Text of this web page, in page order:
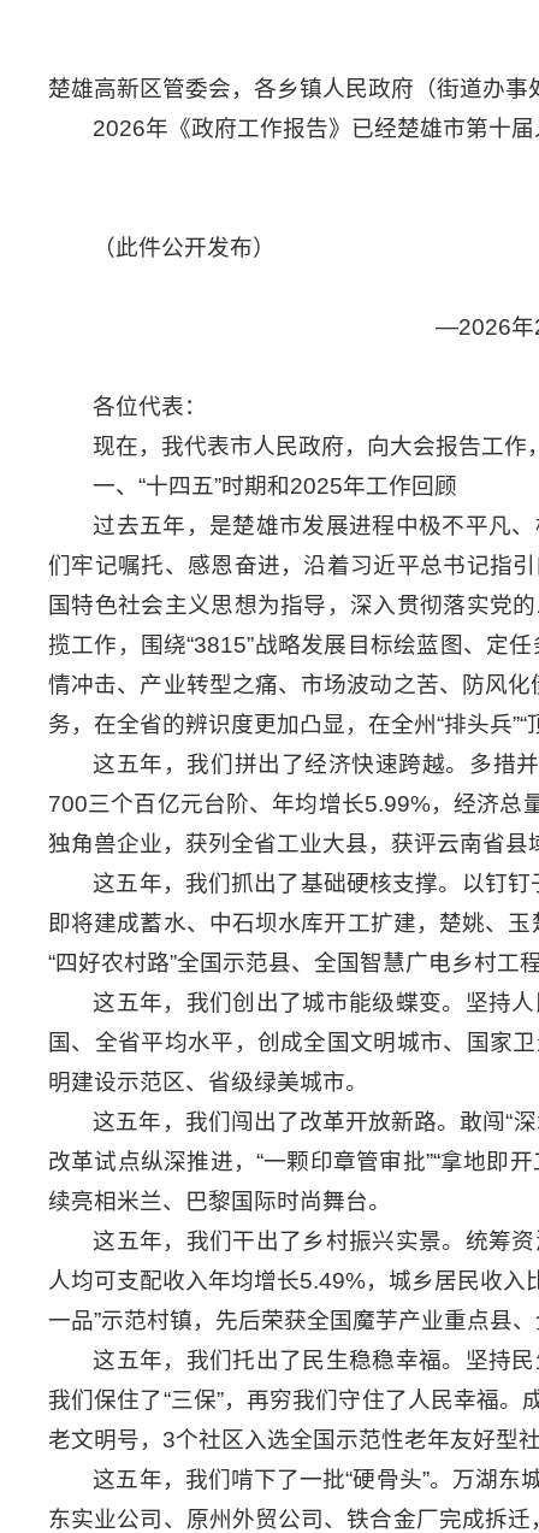
楚雄高新区管委会，各乡镇人民政府（街道办事
2026年《政府工作报告》已经楚雄市第十
（此件公开发布）
—2026年
各位代表：
现在，我代表市人民政府，向大会报告工
一、“十四五”时期和2025年工作回顾
过去五年，是楚雄市发展进程中极不平凡
们牢记嘱托、感恩奋进，沿着习近平总书记指
国特色社会主义思想为指导，深入贯彻落实党
揽工作，围绕“3815”战略发展目标绘蓝图、定
情冲击、产业转型之痛、市场波动之苦、防风
务，在全省的辨识度更加凸显，在全州“排头兵”“
这五年，我们拼出了经济快速跨越。多措
700三个百亿元台阶、年均增长5.99%，经济总
独角兽企业，获列全省工业大县，获评云南省县
这五年，我们抓出了基础硬核支撑。以钉
即将建成蓄水、中石坝水库开工扩建，楚姚、
“四好农村路”全国示范县、全国智慧广电乡村工
这五年，我们创出了城市能级蝶变。坚持
国、全省平均水平，创成全国文明城市、国家
明建设示范区、省级绿美城市。
这五年，我们闯出了改革开放新路。敢闯“
改革试点纵深推进，“一颗印章管审批”“拿地即
续亮相米兰、巴黎国际时尚舞台。
这五年，我们干出了乡村振兴实景。统筹
人均可支配收入年均增长5.49%，城乡居民收
一品”示范村镇，先后荣获全国魔芋产业重点县
这五年，我们托出了民生稳稳幸福。坚持
我们保住了“三保”，再穷我们守住了人民幸福
老文明号，3个社区入选全国示范性老年友好型
这五年，我们啃下了一批“硬骨头”。万湖东
东实业公司、原州外贸公司、铁合金厂完成拆